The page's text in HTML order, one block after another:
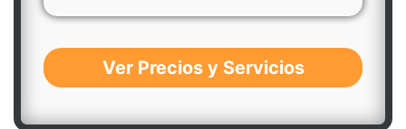
Ver Precios y Servicios